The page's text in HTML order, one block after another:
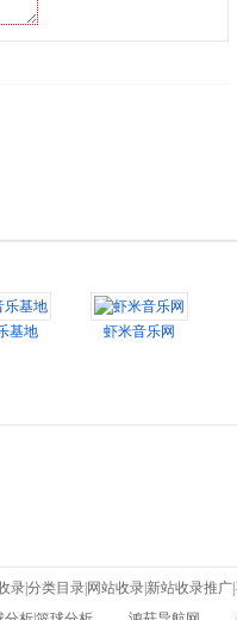
基地 虾米音乐网
录|分类目录|网站收录|新站收录推广